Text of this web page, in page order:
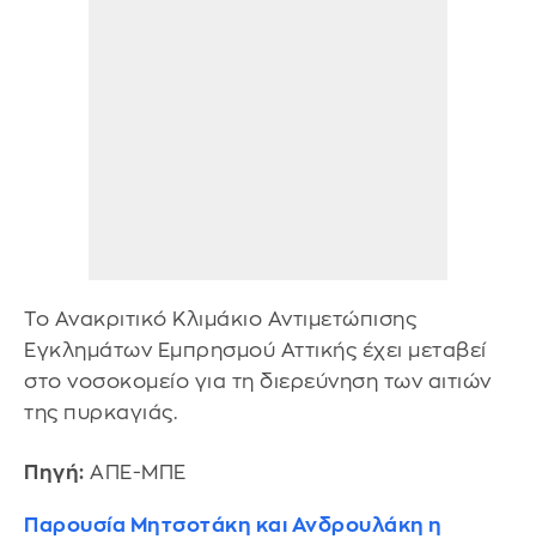
Το Ανακριτικό Κλιμάκιο Αντιμετώπισης
Εγκλημάτων Εμπρησμού Αττικής έχει μεταβεί
στο νοσοκομείο για τη διερεύνηση των αιτιών
της πυρκαγιάς.
Πηγή: ΑΠΕ-ΜΠΕ
Παρουσία Μητσοτάκη και Ανδρουλάκη η